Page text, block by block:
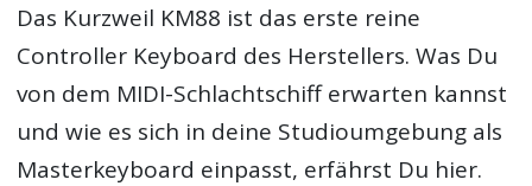
Das Kurzweil KM88 ist das erste reine
Controller Keyboard des Herstellers. Was Du
von dem MIDI-Schlachtschiff erwarten kannst
und wie es sich in deine Studioumgebung als
Masterkeyboard einpasst, erfährst Du hier.